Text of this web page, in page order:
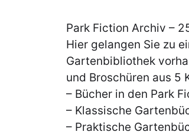
Park Fiction Archiv –
Hier gelangen Sie zu
Gartenbibliothek
und Broschüren aus 5
– Bücher in den Park
– Klassische
– Praktische